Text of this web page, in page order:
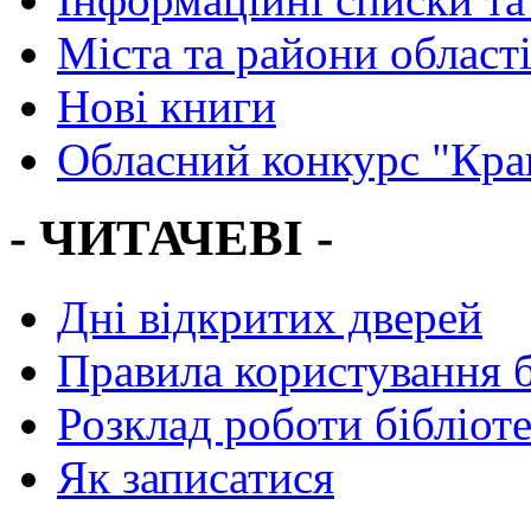
Міста та райони області
Нові книги
Обласний конкурс
- ЧИТАЧЕВІ -
Дні відкритих дверей
Правила користування
Розклад роботи
Як записатися